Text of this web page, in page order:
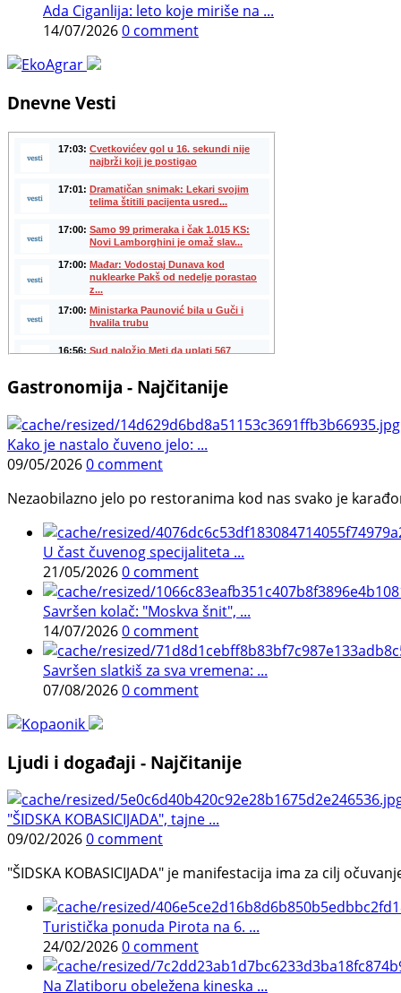
Ada Ciganlija: leto koje miriše na ...
14/07/20260 comment
Dnevne Vesti
Gastronomija - Najčitanije
Kako je nastalo čuveno jelo: ...
09/05/20260 comment
Nezaobilazno jelo po restoranima kod nas svako je
U čast čuvenog specijaliteta ...
21/05/20260 comment
Savršen kolač: "Moskva šnit", ...
14/07/20260 comment
Savršen slatkiš za sva vremena: ...
07/08/20260 comment
Ljudi i događaji - Najčitanije
"ŠIDSKA KOBASICIJADA", tajne ...
09/02/20260 comment
"ŠIDSKA KOBASICIJADA" je manifestacija ima za cilj
Turistička ponuda Pirota na 6. ...
24/02/20260 comment
Na Zlatiboru obeležena kineska ...